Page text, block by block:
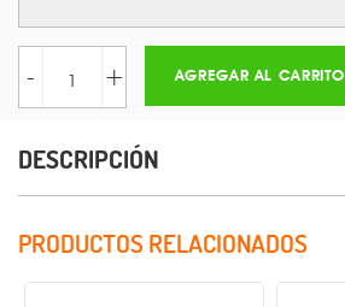
- + AGREGAR AL CARRITO
DESCRIPCIÓN
PRODUCTOS RELACIONADOS